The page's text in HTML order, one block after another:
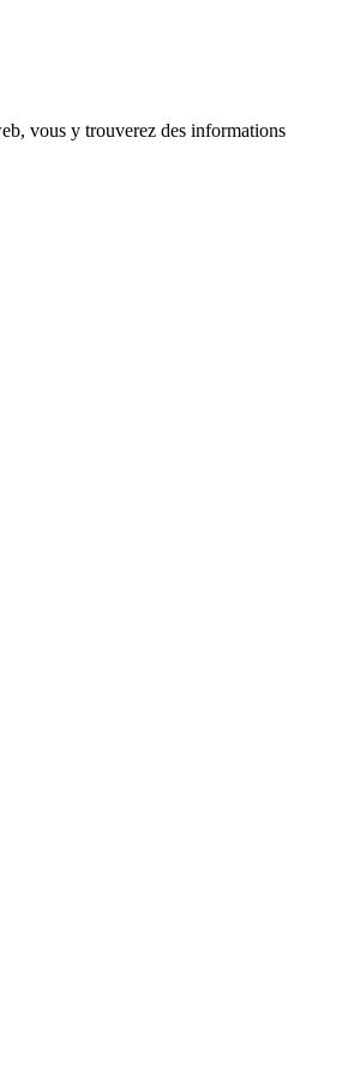
vous y trouverez des informations